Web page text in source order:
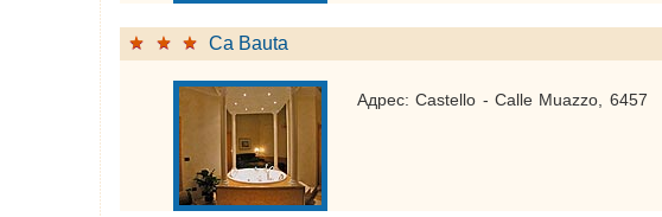
Ca Bauta
Адрес: Castello - Calle Muazzo, 6457